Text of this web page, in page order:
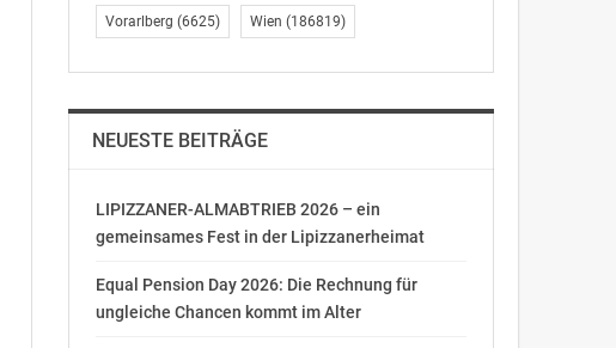
Vorarlberg (6625) Wien (186819)
NEUESTE BEITRÄGE
LIPIZZANER-ALMABTRIEB 2026 – ein
gemeinsames Fest in der Lipizzanerheimat
Equal Pension Day 2026: Die Rechnung für
ungleiche Chancen kommt im Alter